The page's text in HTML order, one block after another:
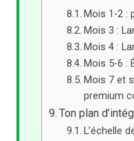
Mois 1-2 :
Mois 3 :
Mois 4 :
Mois 5-6 :
Mois 7 et
premium
Ton plan
L’échelle